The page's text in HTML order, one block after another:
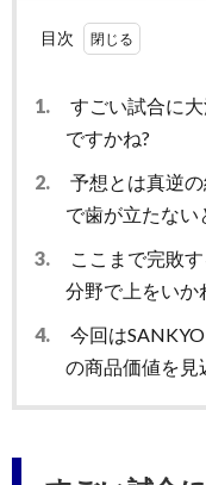
目次
1.
すごい試合に
ですかね?
2.
予想とは真逆
で歯が立たない
3.
ここまで完敗
分野で上をいか
4.
今回は
の商品価値を見